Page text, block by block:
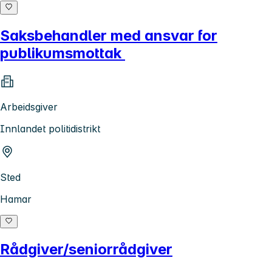
Saksbehandler med ansvar for
publikumsmottak
Arbeidsgiver
Innlandet politidistrikt
Sted
Hamar
Rådgiver/seniorrådgiver